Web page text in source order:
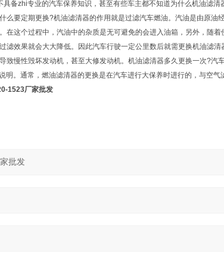
备zhi专业的汽车保养知识，甚至有些车主都不知道为什么机油滤清
要定期更换?机油滤清器的作用就是过滤汽车燃油。汽油是由原油
这个过程中，汽油中的杂质是无可避免的会进入油箱，另外，随着
效果就会大大降低。因此汽车行驶一定公里数后就需更换机油滤清
慢性毁坏发动机，甚至大修发动机。机油滤清器多久更换一次?汽
。通常，燃油滤清器的更换是在汽车进行大保养时进行的，与空气
1523厂家批发